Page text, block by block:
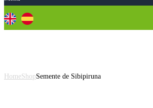
HomeShopSemente de Sibipiruna